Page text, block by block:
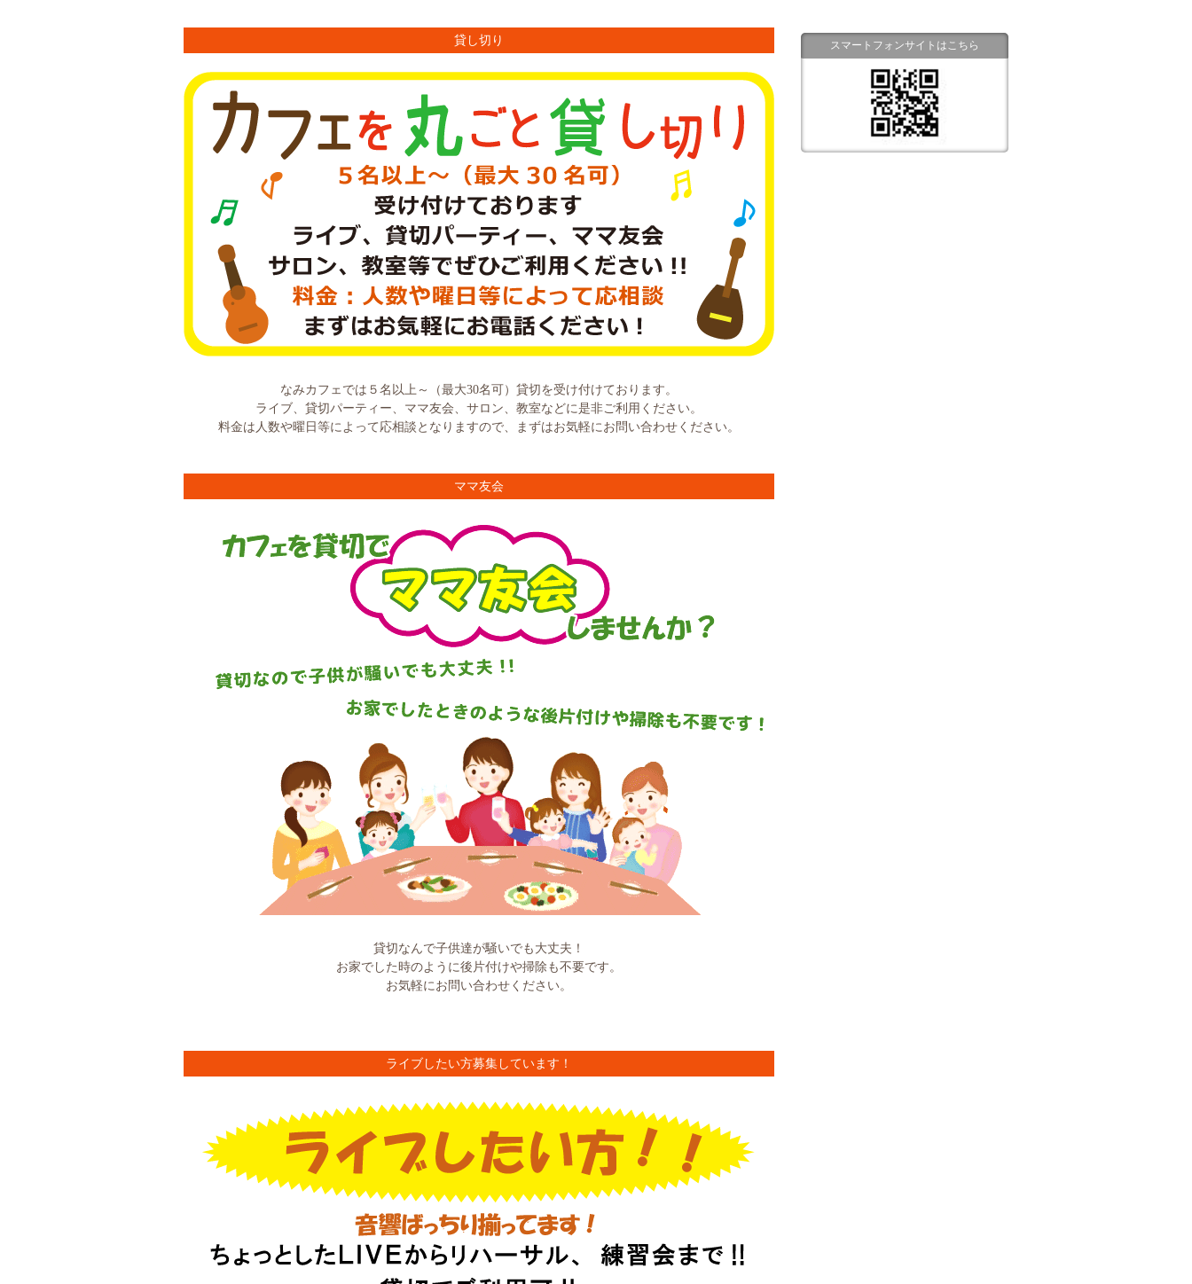
貸し切り
なみカフェでは５名以上～（最大30名可）貸切を受け付けております。
ライブ、貸切パーティー、ママ友会、サロン、教室などに是非ご利用ください。
料金は人数や曜日等によって応相談となりますので、まずはお気軽にお問い合わせください。
ママ友会
貸切なんで子供達が騒いでも大丈夫！
お家でした時のように後片付けや掃除も不要です。
お気軽にお問い合わせください。
ライブしたい方募集しています！
スマートフォンサイトはこちら